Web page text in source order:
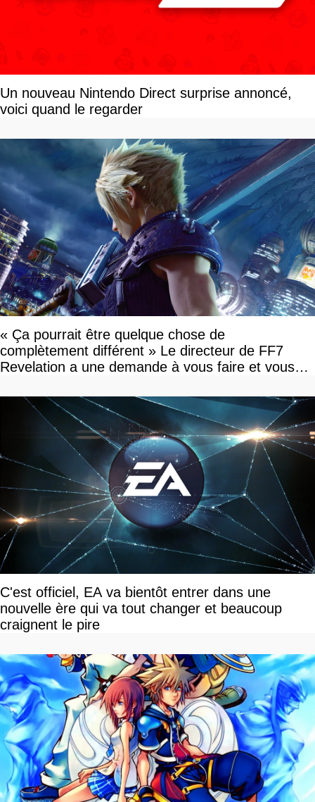
Un nouveau Nintendo Direct surprise annoncé,
voici quand le regarder
« Ça pourrait être quelque chose de
complètement différent » Le directeur de FF7
Revelation a une demande à vous faire et vous
C'est officiel, EA va bientôt entrer dans une
nouvelle ère qui va tout changer et beaucoup
craignent le pire